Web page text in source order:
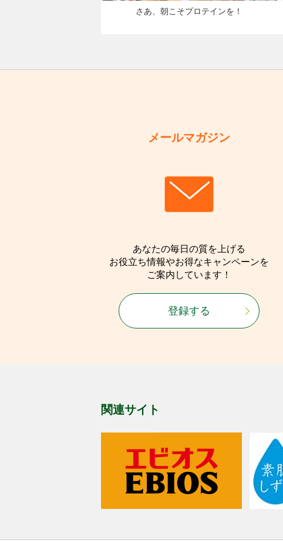
さあ、朝こそプロテインを！
メールマガジン
あなたの毎日の質を上げる
お役立ち情報やお得なキャンペーンを
ご案内しています！
登録する
関連サイト